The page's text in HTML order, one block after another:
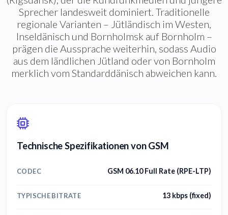
Sprecher landesweit dominiert. Traditionelle
regionale Varianten – Jütländisch im Westen,
Inseldänisch und Bornholmsk auf Bornholm –
prägen die Aussprache weiterhin, sodass Audio
aus dem ländlichen Jütland oder von Bornholm
merklich vom Standarddänisch abweichen kann.
Technische Spezifikationen von GSM
CODEC GSM 06.10 Full Rate (RPE-LTP)
TYPISCHE BITRATE 13 kbps (fixed)